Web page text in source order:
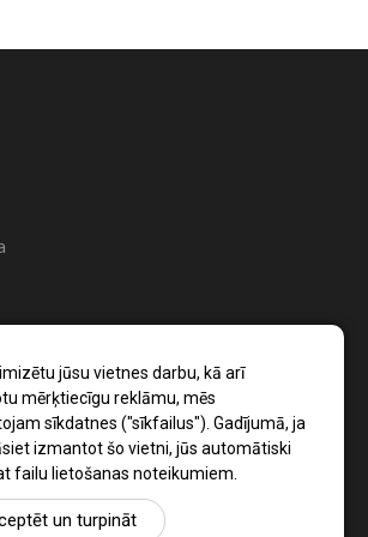
jūsu vietnes darbu, kā arī
mērķtiecīgu reklāmu, mēs
sīkdatnes ("sīkfailus"). Gadījumā, ja
izmantot šo vietni, jūs automātiski
failu lietošanas noteikumiem.
un turpināt